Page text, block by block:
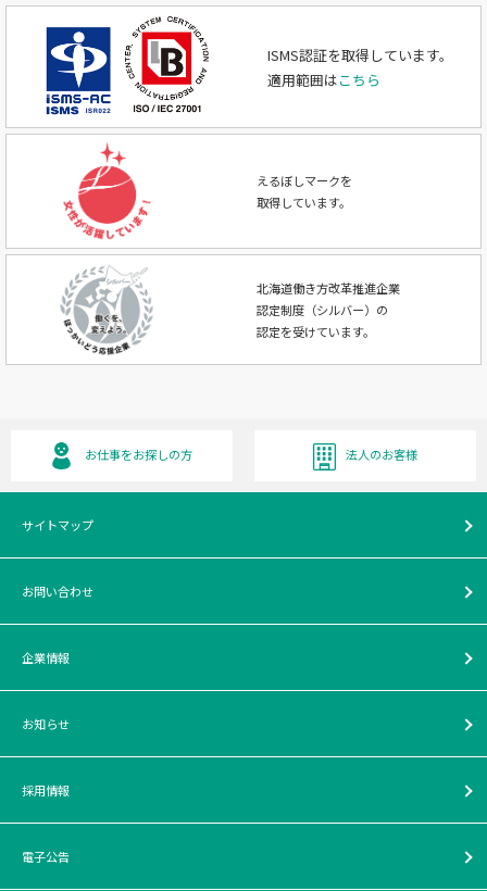
ISMS認証を取得しています。
適用範囲はこちら
えるぼしマークを
取得しています。
北海道働き方改革推進企業
認定制度（シルバー）の
認定を受けています。
お仕事をお探しの方 法人のお客様
サイトマップ
お問い合わせ
企業情報
お知らせ
採用情報
電子公告